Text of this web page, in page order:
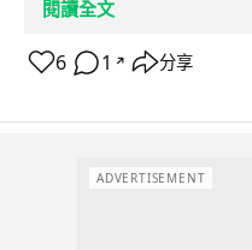
閱讀全文
6 1 ↗ 分享
ADVERTISEMENT